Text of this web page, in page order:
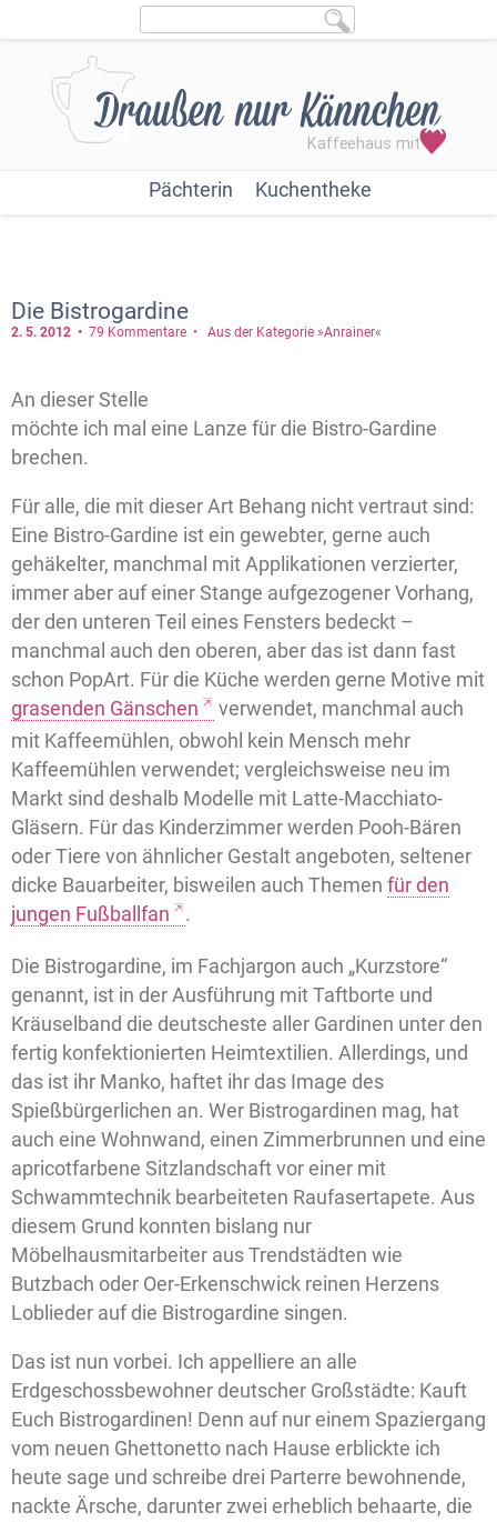
Pächterin Kuchentheke
Die Bistrogardine
2. 5. 2012 79 Kommentare Aus der Kategorie »Anrainer«
An dieser Stelle
möchte ich mal eine Lanze für die Bistro-Gardine
brechen.
Für alle, die mit dieser Art Behang nicht vertraut sind:
Eine Bistro-Gardine ist ein gewebter, gerne auch
gehäkelter, manchmal mit Applikationen verzierter,
immer aber auf einer Stange aufgezogener Vorhang,
der den unteren Teil eines Fensters bedeckt –
manchmal auch den oberen, aber das ist dann fast
schon PopArt. Für die Küche werden gerne Motive mit
grasenden Gänschen
verwendet, manchmal auch
mit Kaffeemühlen, obwohl kein Mensch mehr
Kaffeemühlen verwendet; vergleichsweise neu im
Markt sind deshalb Modelle mit Latte-Macchiato-
Gläsern. Für das Kinderzimmer werden Pooh-Bären
oder Tiere von ähnlicher Gestalt angeboten, seltener
dicke Bauarbeiter, bisweilen auch Themen für den
jungen Fußballfan
.
Die Bistrogardine, im Fachjargon auch „Kurzstore“
genannt, ist in der Ausführung mit Taftborte und
Kräuselband die deutscheste aller Gardinen unter den
fertig konfektionierten Heimtextilien. Allerdings, und
das ist ihr Manko, haftet ihr das Image des
Spießbürgerlichen an. Wer Bistrogardinen mag, hat
auch eine Wohnwand, einen Zimmerbrunnen und eine
apricotfarbene Sitzlandschaft vor einer mit
Schwammtechnik bearbeiteten Raufasertapete. Aus
diesem Grund konnten bislang nur
Möbelhausmitarbeiter aus Trendstädten wie
Butzbach oder Oer-Erkenschwick reinen Herzens
Loblieder auf die Bistrogardine singen.
Das ist nun vorbei. Ich appelliere an alle
Erdgeschossbewohner deutscher Großstädte: Kauft
Euch Bistrogardinen! Denn auf nur einem Spaziergang
vom neuen Ghettonetto nach Hause erblickte ich
heute sage und schreibe drei Parterre bewohnende,
nackte Ärsche, darunter zwei erheblich behaarte, die